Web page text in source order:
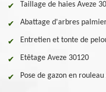
Taillage de haies Aveze
Abattage d'arbres
Entretien et tonte de
Etêtage Aveze 30120
Pose de gazon en